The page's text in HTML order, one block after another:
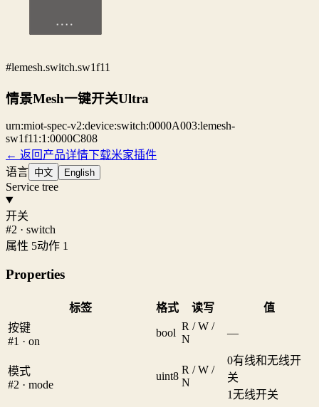
#lemesh.switch.sw1f11
情景Mesh一键开关Ultra
urn:miot-spec-v2:device:switch:0000A003:lemesh-
sw1f11:1:0000C808
← 返回产品详情下载米家插件
语言 中文 English
Service tree
开关
#2 · switch
属性 5动作 1
Properties
标签 格式 读写
值
按键
#1 · on
bool
R / W /
N
—
模式
#2 · mode
uint8
R / W /
N
0有线和无线开
关
1无线开关